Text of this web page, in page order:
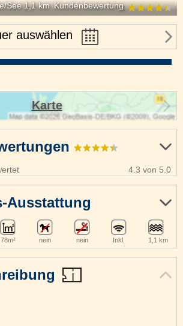
See 1,1 km Kundenbewertung
auswählen
4.3 von 5.0
Ausstattung
78m² nein nein Inkl. 1,1 km
Karte